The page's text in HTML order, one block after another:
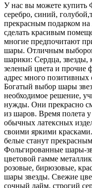
У нас вы можете купить
серебро, синий,
прекрасным подарком
сделать красивым
многие предпочитают
шары. Отличным выбором
шарики: Сердца, звезды,
зеленый цвета и прочие
адрес много
Богатый выбор шары
необходимое решение,
нужды. Они прекрасно
из шаров. Время полета
обычных латексных
своими яркими
белые станут
Фольгированные шары-
цветовой гамме
розовые, бирюзовые,
шары звезды. Свежие
сочный лайм, строгий